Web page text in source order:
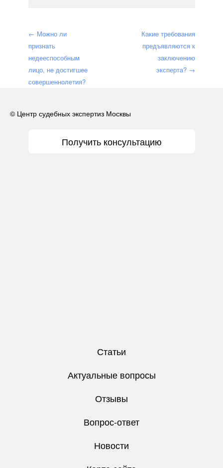
← Можно ли
признать
недееспособным
лицо, не достигшее
совершеннолетия?
Какие требования
предъявляются к
заключению
эксперта? →
© Центр судебных экспертиз Москвы
Получить консультацию
Статьи
Актуальные вопросы
Отзывы
Вопрос-ответ
Новости